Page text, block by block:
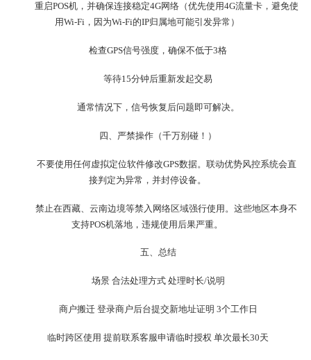
重启POS机，并确保连接稳定4G网络（优先使用4G流量卡，避免使
用Wi-Fi，因为Wi-Fi的IP归属地可能引发异常）
检查GPS信号强度，确保不低于3格
等待15分钟后重新发起交易
通常情况下，信号恢复后问题即可解决。
四、严禁操作（千万别碰！）
不要使用任何虚拟定位软件修改GPS数据。联动优势风控系统会直
接判定为异常，并封停设备。
禁止在西藏、云南边境等禁入网络区域强行使用。这些地区本身不
支持POS机落地，违规使用后果严重。
五、总结
场景 合法处理方式 处理时长/说明
商户搬迁 登录商户后台提交新地址证明 3个工作日
临时跨区使用 提前联系客服申请临时授权 单次最长30天